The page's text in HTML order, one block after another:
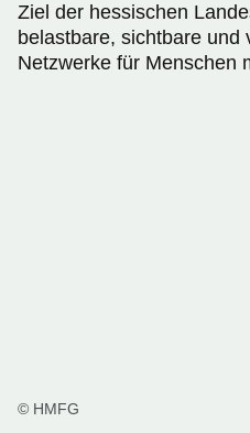
Ziel der hessischen
belastbare, sichtbare und
Netzwerke für Menschen
© HMFG